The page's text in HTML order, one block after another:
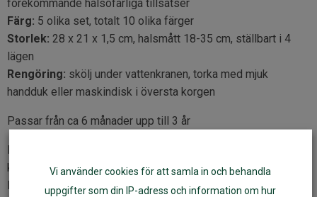
förekommande hälsofarliga tillsatser
Färg: 5 olika set, totalt 10 olika färger
Storlek: 28 x 21 x 1,5 cm, halsmått 18-35 cm, ställbart i 4
lägen
Rengöring: skölj under vattenkranen, torka med mjuk
handduk eller maskindisk i översta korgen
Passar från ca 6 månader upp till 3 år
Haklappen är godkänd enligt CE (Europa/Sverige,
konsumentsäkerhet), LGBF (Tyskland, kontakt med
livsmedel) och FDA (USA, kontakt med livsmedel)
Vi använder cookies för att samla in och behandla
uppgifter som din IP-adress och information om hur